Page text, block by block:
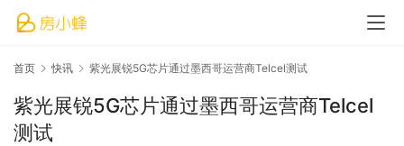
首页 快讯 紫光展锐5G芯片通过墨西哥运营商Telcel测试
紫光展锐5G芯片通过墨西哥运营商Telcel
测试